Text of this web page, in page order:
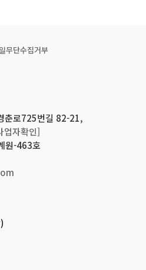
무단수집거부
춘로725번길 82-21,
업자확인]
원-463호